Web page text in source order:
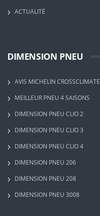
ACTUALITÉ
DIMENSION PNEU
AVIS MICHELIN CROSSCLIMATE
MEILLEUR PNEU 4 SAISONS
DIMENSION PNEU CLIO 2
DIMENSION PNEU CLIO 3
DIMENSION PNEU CLIO 4
DIMENSION PNEU 206
DIMENSION PNEU 208
DIMENSION PNEU 3008